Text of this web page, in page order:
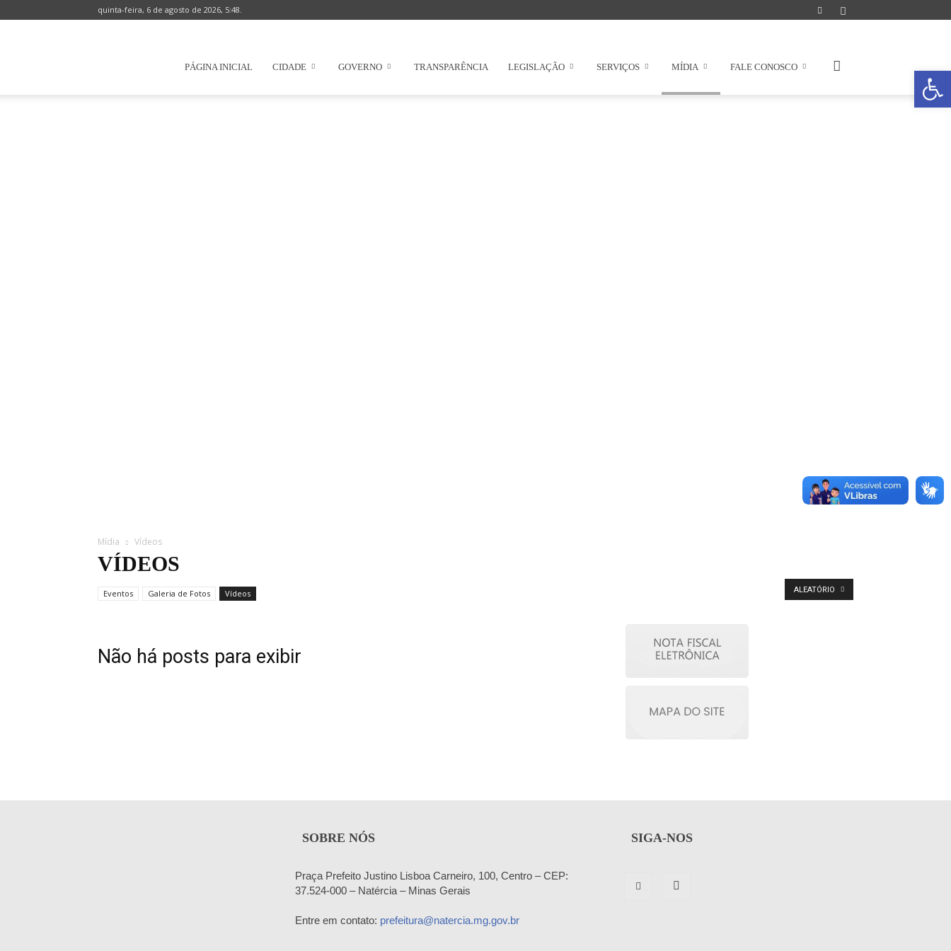
Abrir a
quinta-feira, 6 de agosto de 2026, 5:48.
PÁGINA INICIAL CIDADE GOVERNO TRANSPARÊNCIA LEGISLAÇÃO SERVIÇOS MÍDIA FALE CONOSCO
Mídia Vídeos
VÍDEOS
Eventos Galeria de Fotos Vídeos ALEATÓRIO
Não há posts para exibir
SOBRE NÓS
Praça Prefeito Justino Lisboa Carneiro, 100, Centro – CEP:
37.524-000 – Natércia – Minas Gerais
Entre em contato: prefeitura@natercia.mg.gov.br
SIGA-NOS